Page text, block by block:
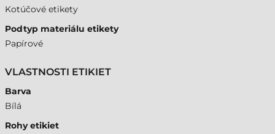
Kotúčové etikety
Podtyp materiálu etikety
Papírové
VLASTNOSTI ETIKIET
Barva
Bílá
Rohy etikiet